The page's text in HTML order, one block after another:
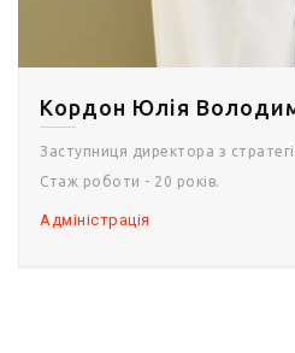
Кордон Юлія
Заступниця директора з
Стаж роботи - 20 років.
Адміністрація